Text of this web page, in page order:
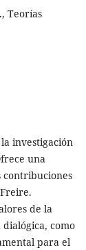
Teorías
investigación
una
de la
como
para el